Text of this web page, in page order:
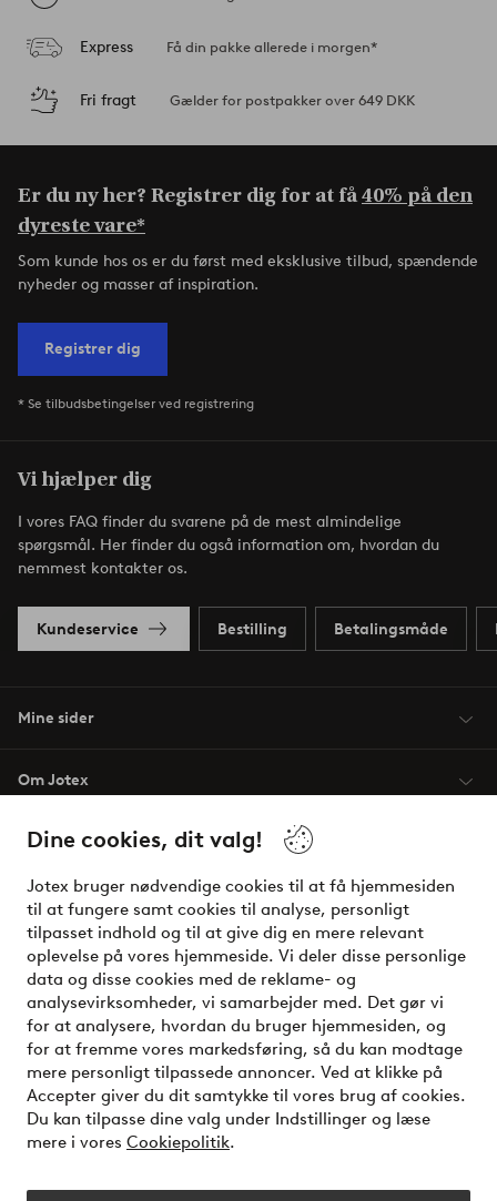
Dine cookies, dit valg!
Jotex bruger nødvendige cookies til at få hjemmesiden
til at fungere samt cookies til analyse, personligt
tilpasset indhold og til at give dig en mere relevant
oplevelse på vores hjemmeside. Vi deler disse personlige
data og disse cookies med de reklame- og
analysevirksomheder, vi samarbejder med. Det gør vi
for at analysere, hvordan du bruger hjemmesiden, og
for at fremme vores markedsføring, så du kan modtage
mere personligt tilpassede annoncer. Ved at klikke på
Accepter giver du dit samtykke til vores brug af cookies.
Du kan tilpasse dine valg under Indstillinger og læse
mere i vores Cookiepolitik.
Express Få din pakke allerede i morgen*
Fri fragt Gælder for postpakker over 649 DKK
Er du ny her? Registrer dig for at få40% på den
dyreste vare*
Som kunde hos os er du først med eksklusive tilbud, spændende
nyheder og masser af inspiration.
Registrer dig
* Se tilbudsbetingelser ved registrering
Vi hjælper dig
I vores FAQ finder du svarene på de mest almindelige
spørgsmål. Her finder du også information om, hvordan du
nemmest kontakter os.
Kundeservice Bestilling Betalingsmåde
Mine sider
Om Jotex
Vilkår
Venner
Sikre betalinger - betal nu eller del op
Vil du vide mere om vores betalingsmuligheder?
elpy